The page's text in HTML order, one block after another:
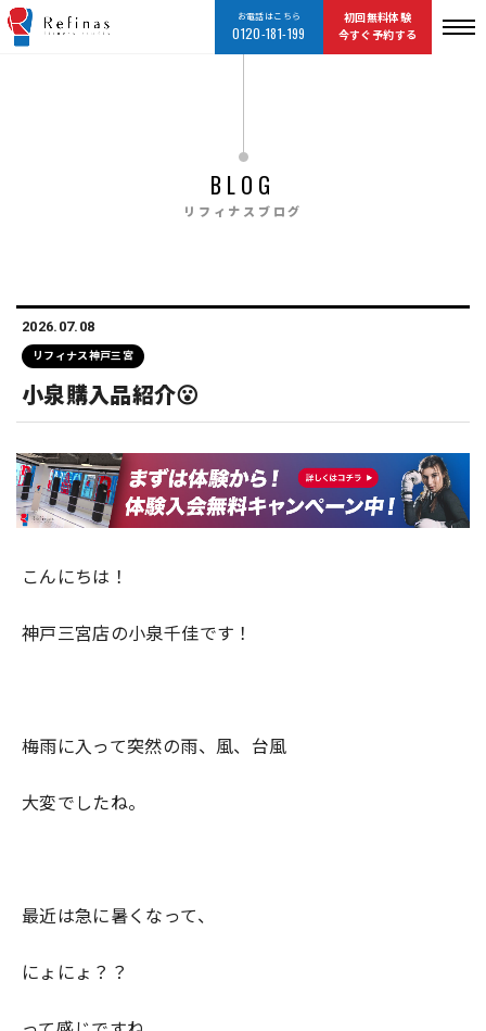
お電話はこちら
0120-181-199
初回無料体験
今すぐ予約する
BLOG
リフィナスブログ
2026.07.08
リフィナス神戸三宮
小泉購入品紹介😮
こんにちは！
神戸三宮店の小泉千佳です！
梅雨に入って突然の雨、風、台風
大変でしたね。
最近は急に暑くなって、
にょにょ？？